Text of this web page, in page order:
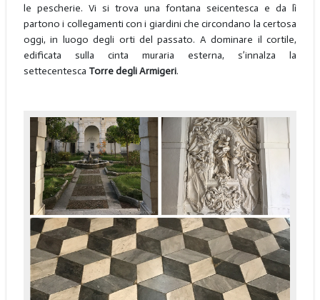
le pescherie. Vi si trova una fontana seicentesca e da lì
partono i collegamenti con i giardini che circondano la certosa
oggi, in luogo degli orti del passato. A dominare il cortile,
edificata sulla cinta muraria esterna, s’innalza la
settecentesca Torredegli Armigeri.